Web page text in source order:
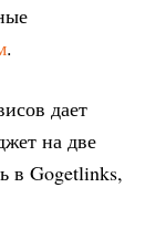
.
дает
на две
в Gogetlinks,